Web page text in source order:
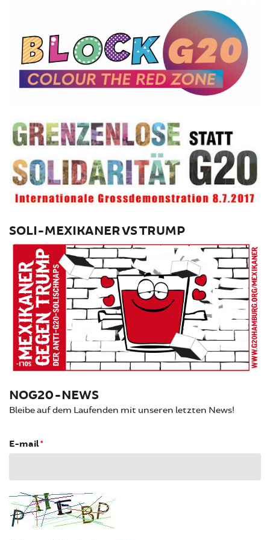
SOLI-MEXIKANER VS TRUMP
NOG20-NEWS
Bleibe auf dem Laufenden mit unseren letzten News!
E-mail*